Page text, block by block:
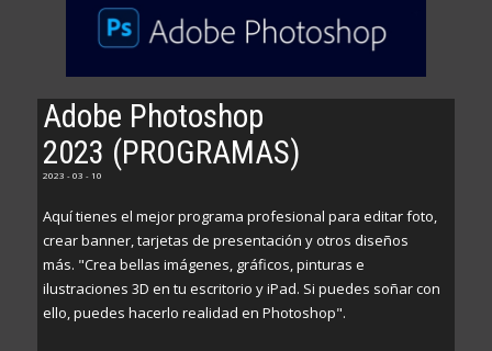
Adobe Photoshop
2023 (PROGRAMAS)
2023 - 03 - 10
Aquí tienes el mejor programa profesional para editar foto,
crear banner, tarjetas de presentación y otros diseños
más. "Crea bellas imágenes, gráficos, pinturas e
ilustraciones 3D en tu escritorio y iPad. Si puedes soñar con
ello, puedes hacerlo realidad en Photoshop".